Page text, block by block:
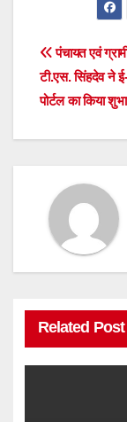
Post
पंचायत एवं
टी.एस. सिंहदेव ने
पोर्टल का किया
Related Post